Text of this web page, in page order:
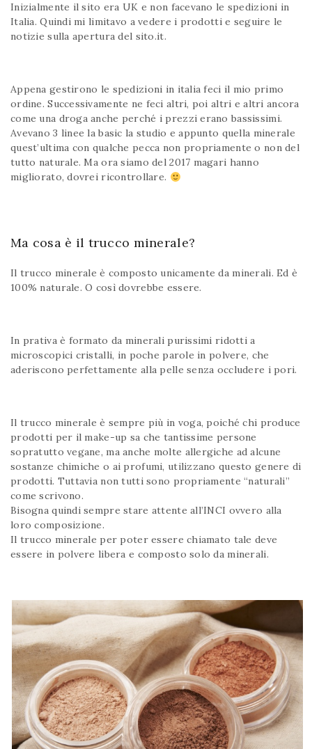
Inizialmente il sito era UK e non facevano le spedizioni in
Italia. Quindi mi limitavo a vedere i prodotti e seguire le
notizie sulla apertura del sito.it.
Appena gestirono le spedizioni in italia feci il mio primo
ordine. Successivamente ne feci altri, poi altri e altri ancora
come una droga anche perché i prezzi erano bassissimi.
Avevano 3 linee la basic la studio e appunto quella minerale
quest’ultima con qualche pecca non propriamente o non del
tutto naturale. Ma ora siamo del 2017 magari hanno
migliorato, dovrei ricontrollare.
Ma cosa è il trucco minerale?
Il trucco minerale è composto unicamente da minerali. Ed è
100% naturale. O così dovrebbe essere.
In prativa è formato da minerali purissimi ridotti a
microscopici cristalli, in poche parole in polvere, che
aderiscono perfettamente alla pelle senza occludere i pori.
Il trucco minerale è sempre più in voga, poiché chi produce
prodotti per il make-up sa che tantissime persone
sopratutto vegane, ma anche molte allergiche ad alcune
sostanze chimiche o ai profumi, utilizzano questo genere di
prodotti. Tuttavia non tutti sono propriamente “naturali”
come scrivono.
Bisogna quindi sempre stare attente all’INCI ovvero alla
loro composizione.
Il trucco minerale per poter essere chiamato tale deve
essere in polvere libera e composto solo da minerali.